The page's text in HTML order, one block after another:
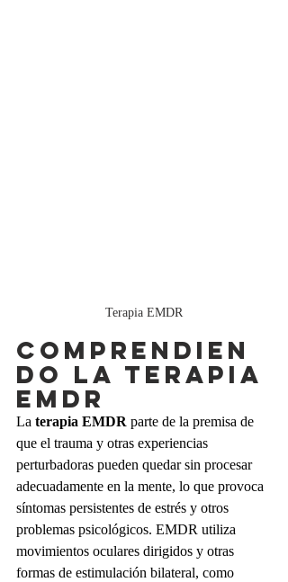
Terapia EMDR
Comprendien
do la terapia
EMDR
La terapia EMDR parte de la premisa de
que el trauma y otras experiencias
perturbadoras pueden quedar sin procesar
adecuadamente en la mente, lo que provoca
síntomas persistentes de estrés y otros
problemas psicológicos. EMDR utiliza
movimientos oculares dirigidos y otras
formas de estimulación bilateral, como